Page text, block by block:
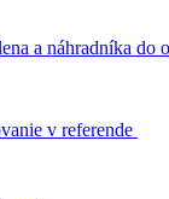
a náhradníka
v referende